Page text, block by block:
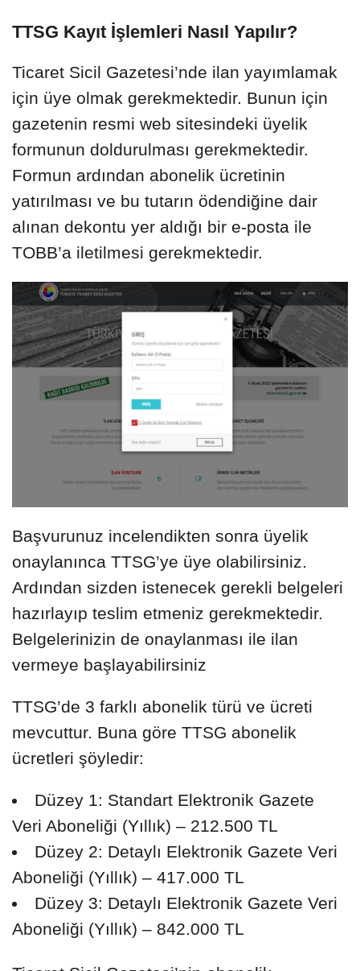
TTSG Kayıt İşlemleri Nasıl Yapılır?
Ticaret Sicil Gazetesi’nde ilan yayımlamak
için üye olmak gerekmektedir. Bunun için
gazetenin resmi web sitesindeki üyelik
formunun doldurulması gerekmektedir.
Formun ardından abonelik ücretinin
yatırılması ve bu tutarın ödendiğine dair
alınan dekontu yer aldığı bir e-posta ile
TOBB’a iletilmesi gerekmektedir.
Başvurunuz incelendikten sonra üyelik
onaylanınca TTSG’ye üye olabilirsiniz.
Ardından sizden istenecek gerekli belgeleri
hazırlayıp teslim etmeniz gerekmektedir.
Belgelerinizin de onaylanması ile ilan
vermeye başlayabilirsiniz
TTSG’de 3 farklı abonelik türü ve ücreti
mevcuttur. Buna göre TTSG abonelik
ücretleri şöyledir:
Düzey 1: Standart Elektronik Gazete
Veri Aboneliği (Yıllık) – 212.500 TL
Düzey 2: Detaylı Elektronik Gazete Veri
Aboneliği (Yıllık) – 417.000 TL
Düzey 3: Detaylı Elektronik Gazete Veri
Aboneliği (Yıllık) – 842.000 TL